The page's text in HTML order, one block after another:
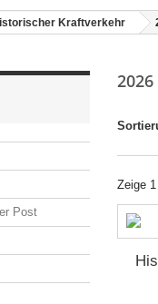
Kraftverkehr
Post
2026
Zeige